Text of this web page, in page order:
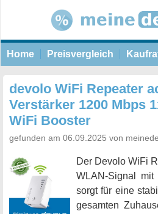
Home Preisvergleich
devolo WiFi Repeater
Verstärker 1200 Mbps
WiFi Booster
gefunden am 06.09.2025 von
Der Devolo WiFi
WLAN-Signal
sorgt für eine
gesamten